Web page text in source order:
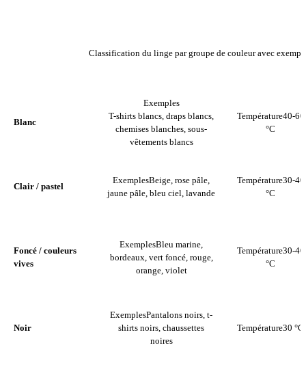
Classification du linge par groupe de couleur avec
Blanc
Exemples
T-shirts blancs, draps blancs,
chemises blanches, sous-
vêtements blancs
Température40-60
°C
Clair / pastel
ExemplesBeige, rose pâle,
jaune pâle, bleu ciel, lavande
Température30-40
°C
Foncé / couleurs
vives
ExemplesBleu marine,
bordeaux, vert foncé, rouge,
orange, violet
Température30-40
°C
Noir
ExemplesPantalons noirs, t-
shirts noirs, chaussettes
noires
Température30 °C